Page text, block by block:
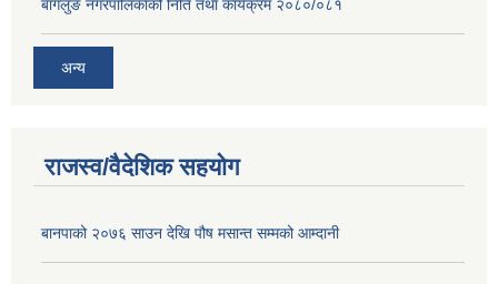
बागलुङ नगरपालिकाको निति तथा कार्यक्रम २०८०/०८१
अन्य
राजस्व/वैदेशिक सहयोग
बानपाको २०७६ साउन देखि पौष मसान्त सम्मको आम्दानी